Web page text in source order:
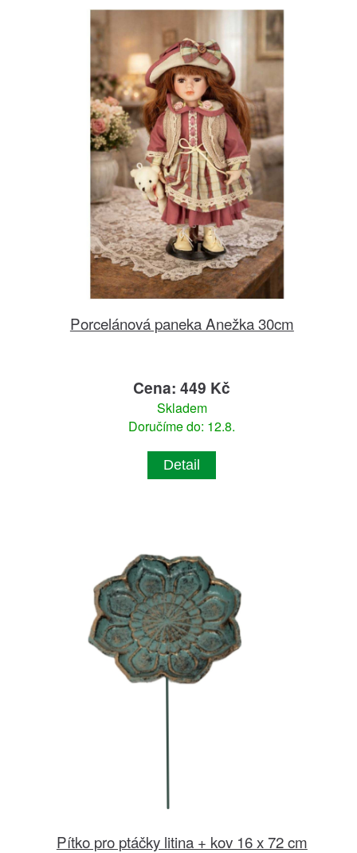
Porcelánová paneka Anežka 30cm
Cena: 449 Kč
Skladem
Doručíme do: 12.8.
Detail
Pítko pro ptáčky litina + kov 16 x 72 cm